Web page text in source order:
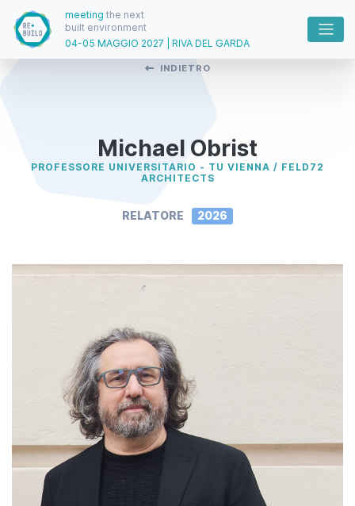
meeting the next
built environment
04-05 MAGGIO 2027 | RIVA DEL GARDA
INDIETRO
Michael Obrist
PROFESSORE UNIVERSITARIO - TU VIENNA / FELD72
ARCHITECTS
RELATORE 2026